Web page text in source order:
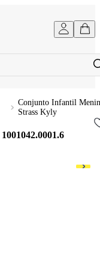
Conjunto Infantil
Strass Kyly
1001042.0001.6